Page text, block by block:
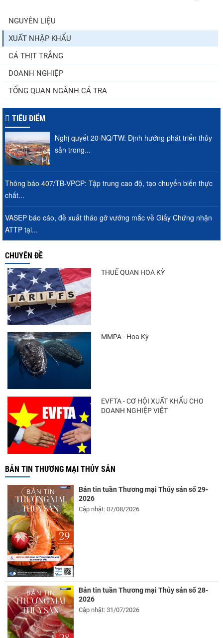
NGUYÊN LIỆU
XUẤT NHẬP KHẨU
CÁ THỊT TRẮNG
DOANH NGHIỆP
TỔNG QUAN NGÀNH CÁ TRA
TIÊU ĐIỂM
Nghị quyết 20-NQ/TW: Định hướng phát triển thủy
sản trong...
Thông báo 407/TB-VPCP: Tập trung cao độ, tạo chuyển biến thực
chất...
VASEP báo cáo, đề xuất tháo gỡ vướng mắc về Giấy Chứng nhận
ATTP tại...
CHUYÊN ĐỀ
THUẾ QUAN HOA KỲ
MMPA - Hoa Kỳ
EVFTA - CƠ HỘI XUẤT KHẨU CHO
DOANH NGHIỆP VIỆT
BẢN TIN THƯƠNG MẠI THỦY SẢN
Bản tin tuần Thương mại Thủy sản số 29-
2026
Cập nhật: 07/08/2026
Bản tin tuần Thương mại Thủy sản số 28-
2026
Cập nhật: 31/07/2026